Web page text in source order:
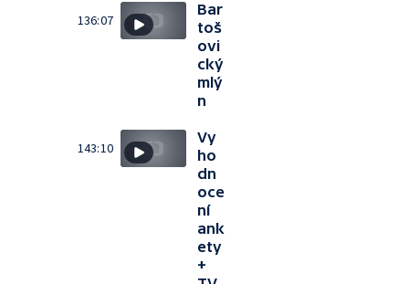
136:07
Bar
toš
ovi
cký
mlý
n
143:10
Vy
ho
dn
oce
ní
ank
ety
+